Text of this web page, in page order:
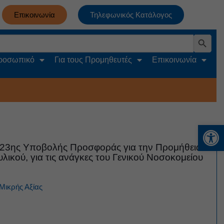
Επικοινωνία Τηλεφωνικός Κατάλογος
Search Button
Για τους Προμηθευτές Επικοινωνία
Υποβολής Προσφοράς για την Προμήθεια
για τις ανάγκες του Γενικού Νοσοκομείου
Αξίας